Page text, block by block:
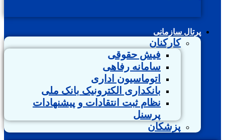
پرتال سازمانی
کارکنان
فیش حقوقی
سامانه رفاهی
اتوماسیون اداری
بانکداری الکترونیک بانک ملی
نظام ثبت انتقادات و پيشنهادات
پرسنل
پزشکان